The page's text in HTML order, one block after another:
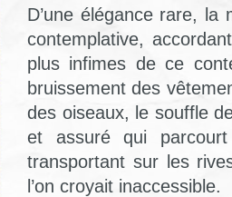
D’une élégance rare,
contemplative,
plus infimes de ce
bruissement des
des oiseaux, le souffle
et assuré qui
transportant sur les
l’on croyait inaccessible.